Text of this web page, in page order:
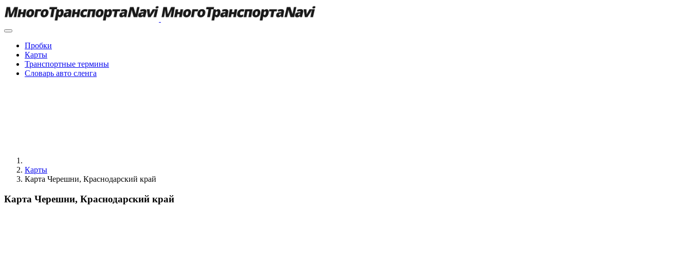
Пробки
Карты
Транспортные термины
Словарь авто сленга
Карты
Карта Черешни, Краснодарский край
Карта Черешни, Краснодарский край